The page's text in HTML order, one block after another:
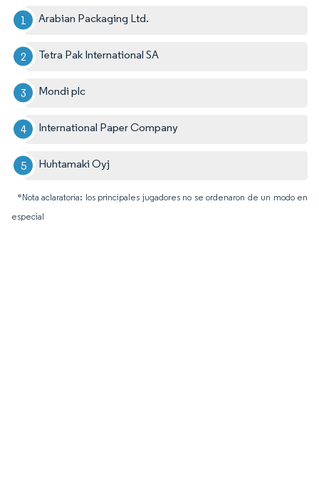
Arabian Packaging Ltd.
Tetra Pak International SA
Mondi plc
International Paper Company
Huhtamaki Oyj
*Nota aclaratoria: los principales jugadores no se ordenaron de un modo en
especial